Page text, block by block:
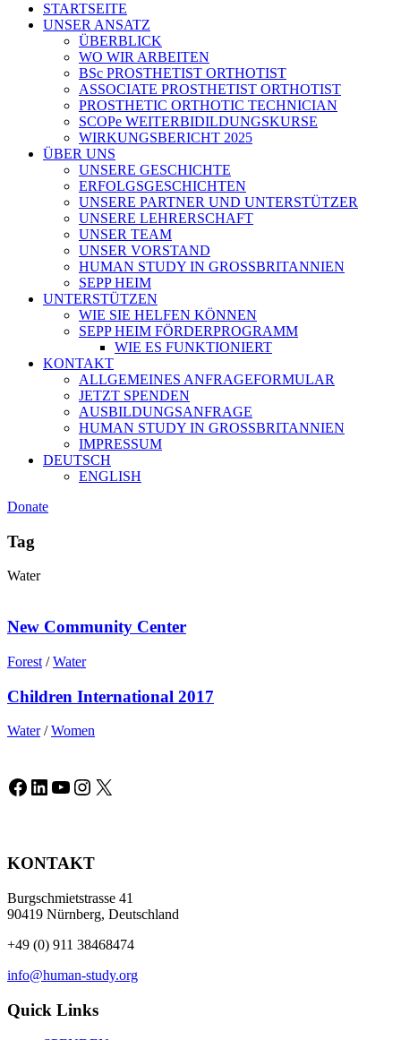
STARTSEITE
UNSER ANSATZ
ÜBERBLICK
WO WIR ARBEITEN
BSc PROSTHETIST ORTHOTIST
ASSOCIATE PROSTHETIST ORTHOTIST
PROSTHETIC ORTHOTIC TECHNICIAN
SCOPe WEITERBIDILDUNGSKURSE
WIRKUNGSBERICHT 2025
ÜBER UNS
UNSERE GESCHICHTE
ERFOLGSGESCHICHTEN
UNSERE PARTNER UND UNTERSTÜTZER
UNSERE LEHRERSCHAFT
UNSER TEAM
UNSER VORSTAND
HUMAN STUDY IN GROSSBRITANNIEN
SEPP HEIM
UNTERSTÜTZEN
WIE SIE HELFEN KÖNNEN
SEPP HEIM FÖRDERPROGRAMM
WIE ES FUNKTIONIERT
KONTAKT
ALLGEMEINES ANFRAGEFORMULAR
JETZT SPENDEN
AUSBILDUNGSANFRAGE
HUMAN STUDY IN GROSSBRITANNIEN
IMPRESSUM
DEUTSCH
ENGLISH
Donate
Tag
Water
New Community Center
Forest / Water
Children International 2017
Water / Women
Facebook
LinkedIn
YouTube
Instagram
X
KONTAKT
Burgschmietstrasse 41
90419 Nürnberg, Deutschland
+49 (0) 911 38468474
info@human-study.org
Quick Links